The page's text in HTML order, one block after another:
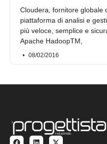
Cloudera, fornitore globale
piattaforma di analisi e
più veloce, semplice e
Apache HadoopTM,
08/02/2016